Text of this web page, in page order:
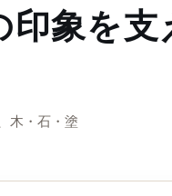
象を支
木・石・塗